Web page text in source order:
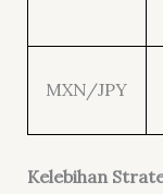
MXN/JPY
Kelebihan